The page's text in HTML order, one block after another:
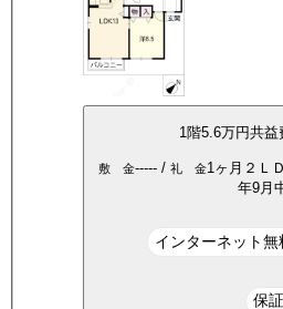
1階5.6万円共益
敷 金-----/ 礼 金1ヶ月 ２Ｌ
年9月
インターネット無
保